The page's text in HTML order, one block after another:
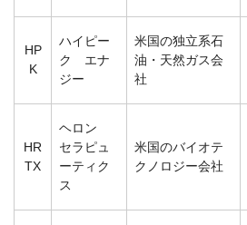
HP
K
ハイピー
ク エナ
ジー
米国の独立系石
油・天然ガス会
社
HR
TX
ヘロン
セラピュ
ーティク
ス
米国のバイオテ
クノロジー会社